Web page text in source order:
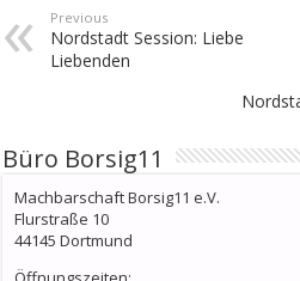
Previous
Nordstadt Session: Liebe
Liebenden
Büro Borsig11
Machbarschaft Borsig11 e.V.
Flurstraße 10
44145 Dortmund